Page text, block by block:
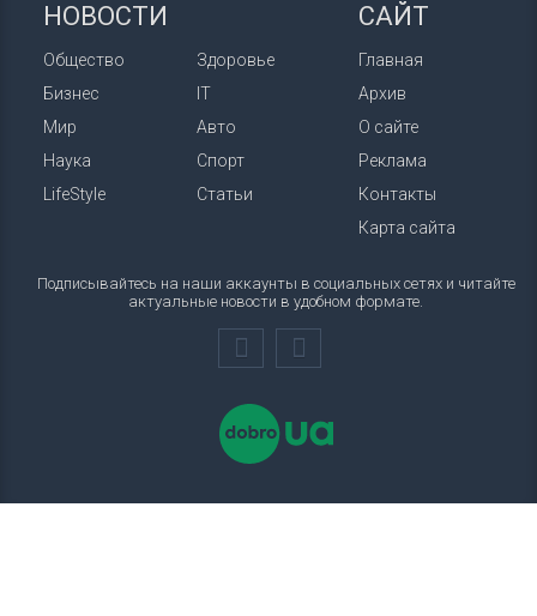
НОВОСТИ
Общество
Бизнес
Мир
Наука
LifeStyle
Здоровье
IT
Авто
Спорт
Статьи
САЙТ
Главная
Архив
О сайте
Реклама
Контакты
Карта сайта
Подписывайтесь на наши аккаунты в социальных сетях и читайте
актуальные новости в удобном формате.